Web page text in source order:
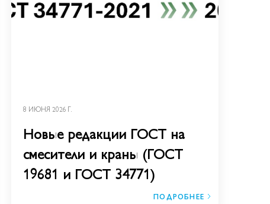
8 ИЮНЯ 2026 Г.
Новые редакции ГОСТ на
смесители и краны (ГОСТ
19681 и ГОСТ 34771)
ПОДРОБНЕЕ